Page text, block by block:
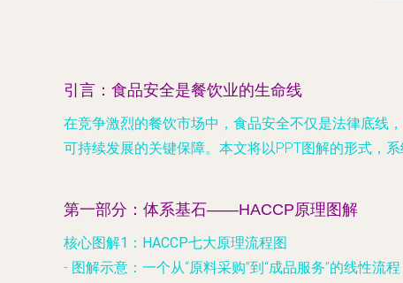
引言：食品安全是餐饮业的生命线
在竞争激烈的餐饮市场中，食品安全不仅是法律底线
可持续发展的关键保障。本文将以PPT图解的形式，
第一部分：体系基石——HACCP原理图解
核心图解1：HACCP七大原理流程图
- 图解示意 ：一个从“原料采购”到“成品服务”的线性流